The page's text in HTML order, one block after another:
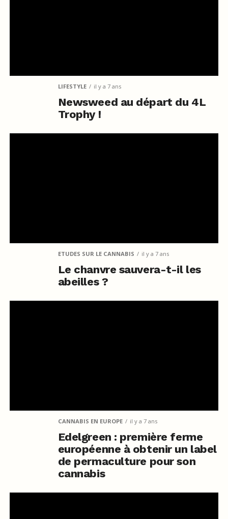
LIFESTYLE il y a 7 ans
Newsweed au départ du 4L
Trophy !
ETUDES SUR LE CANNABIS il y a 7 ans
Le chanvre sauvera-t-il les
abeilles ?
CANNABIS EN EUROPE il y a 7 ans
Edelgreen : première ferme
européenne à obtenir un label
de permaculture pour son
cannabis